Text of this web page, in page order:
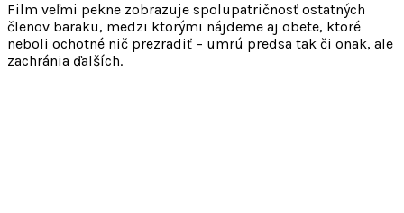
Film veľmi pekne zobrazuje spolupatričnosť ostatných
členov baraku, medzi ktorými nájdeme aj obete, ktoré
neboli ochotné nič prezradiť – umrú predsa tak či onak, ale
zachránia ďalších.